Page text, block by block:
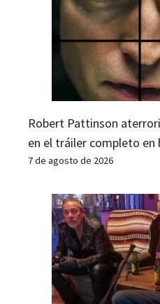
Robert Pattinson
en el tráiler completo en
7 de agosto de 2026